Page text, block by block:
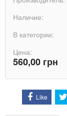
Наличие:
В категории:
Цена:
560,00 грн
Like